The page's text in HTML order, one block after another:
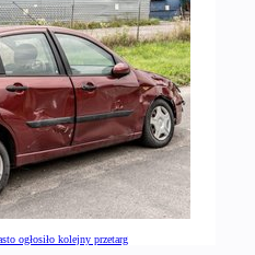
ogłosiło kolejny przetarg